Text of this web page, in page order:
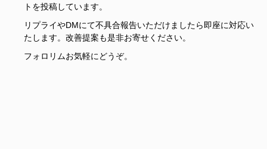
トを投稿しています。
リプライやDMにて不具合報告いただけましたら即座に対応い
たします。改善提案も是非お寄せください。
フォロリムお気軽にどうぞ。